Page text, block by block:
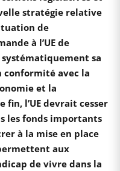
stratégie relative
de
à l’UE de
systématiquement sa
conformité avec la
et la
l’UE devrait cesser
les fonds importants
à la mise en place
aux
de vivre dans la